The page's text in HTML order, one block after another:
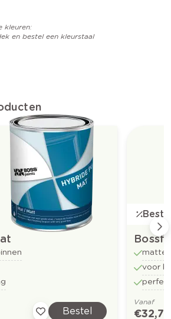
kleuren:
en bestel een kleurstaal
Bestel
matte
voor
Vanaf
€ 32,73